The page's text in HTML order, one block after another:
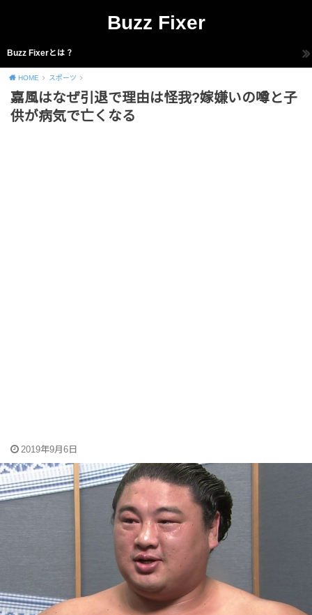
Buzz Fixer
Buzz Fixerとは？
HOME スポーツ
嘉風はなぜ引退で理由は怪我?嫁嫌いの噂と子
供が病気で亡くなる
2019年9月6日